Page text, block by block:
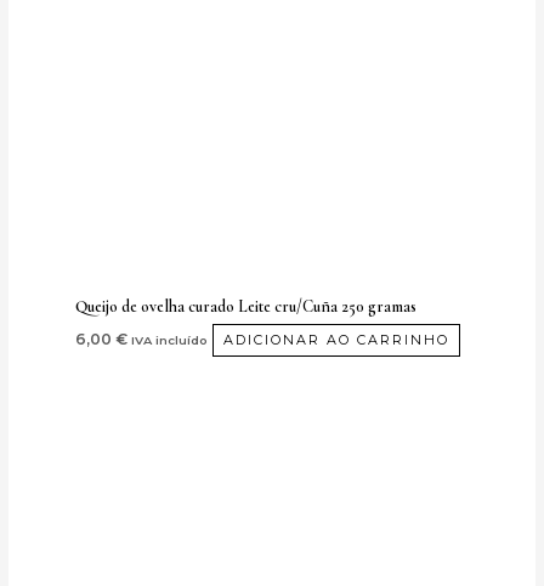
Queijo de ovelha curado Leite cru/Cuña 250 gramas
6,00€ IVA incluído ADICIONAR AO CARRINHO